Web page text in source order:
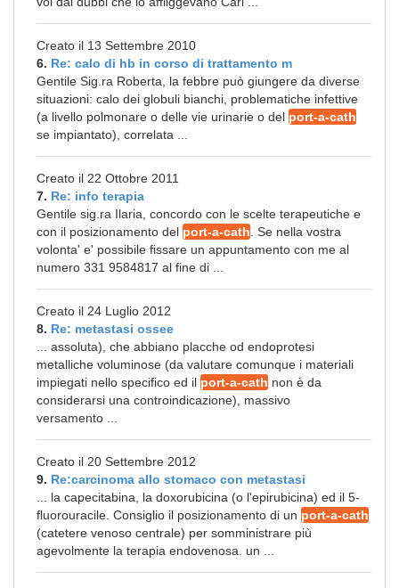
Creato il 13 Settembre 2010
6. Re: calo di hb in corso di trattamento m
Gentile Sig.ra Roberta, la febbre può giungere da diverse
situazioni: calo dei globuli bianchi, problematiche infettive
(a livello polmonare o delle vie urinarie o del port-a-cath
se impiantato), correlata ...
Creato il 22 Ottobre 2011
7. Re: info terapia
Gentile sig.ra Ilaria, concordo con le scelte terapeutiche e
con il posizionamento del port-a-cath . Se nella vostra
volonta' e' possibile fissare un appuntamento con me al
numero 331 9584817 al fine di ...
Creato il 24 Luglio 2012
8. Re: metastasi ossee
... assoluta), che abbiano placche od endoprotesi
metalliche voluminose (da valutare comunque i materiali
impiegati nello specifico ed il port-a-cath non è da
considerarsi una controindicazione), massivo
versamento ...
Creato il 20 Settembre 2012
9. Re:carcinoma allo stomaco con metastasi
... la capecitabina, la doxorubicina (o l'epirubicina) ed il 5-
fluorouracile. Consiglio il posizionamento di un port-a-cath
(catetere venoso centrale) per somministrare più
agevolmente la terapia endovenosa. un ...